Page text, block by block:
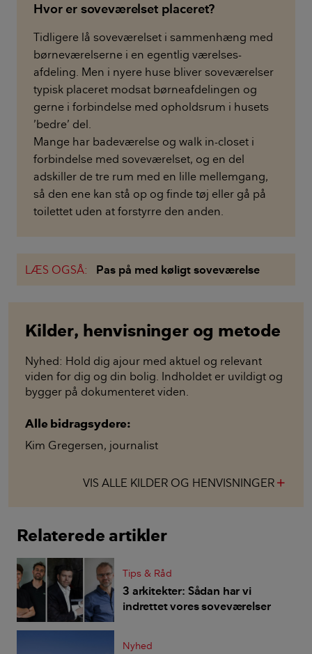
Hvor er soveværelset placeret?
Tidligere lå soveværelset i sammenhæng med
børneværelserne i en egentlig værelses-
afdeling. Men i nyere huse bliver soveværelser
typisk placeret modsat børneafdelingen og
gerne i forbindelse med opholdsrum i husets
’bedre’ del.
Mange har badeværelse og walk in-closet i
forbindelse med soveværelset, og en del
adskiller de tre rum med en lille mellemgang,
så den ene kan stå op og finde tøj eller gå på
toilettet uden at forstyrre den anden.
LÆS OGSÅ: Pas på med køligt soveværelse
Kilder, henvisninger og metode
Nyhed: Hold dig ajour med aktuel og relevant
viden for dig og din bolig. Indholdet er uvildigt og
bygger på dokumenteret viden.
Alle bidragsydere:
Kim Gregersen, journalist
VIS ALLE KILDER OG HENVISNINGER
Relaterede artikler
Tips & Råd
3 arkitekter: Sådan har vi
indrettet vores soveværelser
Nyhed